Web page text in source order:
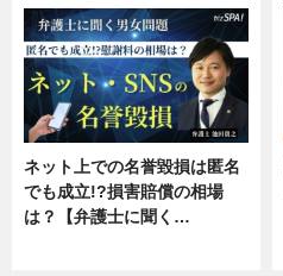
ネット上での名誉毀損は匿名
でも成立!?損害賠償の相場
は？【弁護士に聞く…